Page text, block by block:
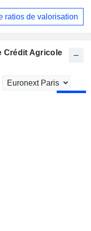
ratios de valorisation
Crédit Agricole